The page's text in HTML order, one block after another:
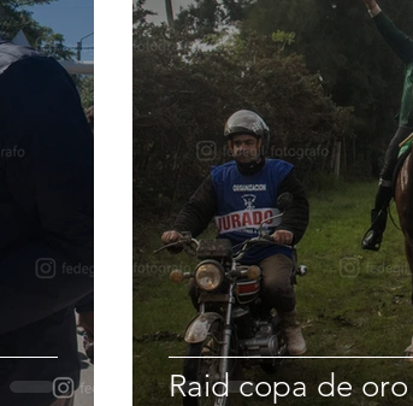
Raid copa de